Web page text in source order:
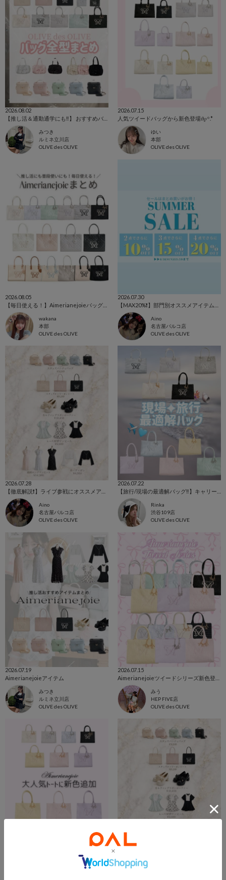
2026.08.02
みつき
ルミネ立川店
OLIVE des OLIVE
2026.07.15
人気ツイードバッグから新色登場𝜗𝜚꙳.*
ゆい
本部
OLIVE des OLIVE
2026.08.05
wakana
本部
OLIVE des OLIVE
2026.07.30
Aino
名古屋パルコ店
OLIVE des OLIVE
2026.07.28
Aino
名古屋パルコ店
OLIVE des OLIVE
2026.07.22
Rinka
渋谷109店
OLIVE des OLIVE
2026.07.19
Aimerianejoieアイテム
みつき
ルミネ立川店
OLIVE des OLIVE
2026.07.15
みう
HEP FIVE店
OLIVE des OLIVE
大人気ツイードバッグに新色登場🎀‪ ͗ ͗‬